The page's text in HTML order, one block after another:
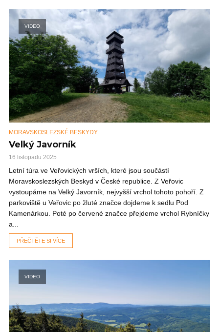
VIDEO
MORAVSKOSLEZSKÉ BESKYDY
Velký Javorník
16 listopadu 2025
Letní túra ve Veřovických vrších, které jsou součástí
Moravskoslezských Beskyd v České republice. Z Veřovic
vystoupáme na Velký Javorník, nejvyšší vrchol tohoto pohoří. Z
parkoviště u Veřovic po žluté značce dojdeme k sedlu Pod
Kamenárkou. Poté po červené značce přejdeme vrchol Rybníčky
a...
PŘEČTĚTE SI VÍCE
VIDEO